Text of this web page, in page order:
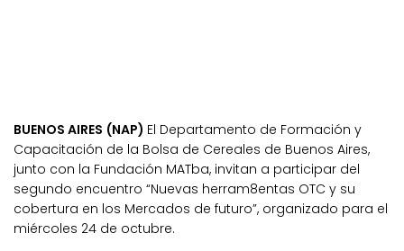
BUENOS AIRES (NAP) El Departamento de Formación y
Capacitación de la Bolsa de Cereales de Buenos Aires,
junto con la Fundación MATba, invitan a participar del
segundo encuentro “Nuevas herram8entas OTC y su
cobertura en los Mercados de futuro”, organizado para el
miércoles 24 de octubre.